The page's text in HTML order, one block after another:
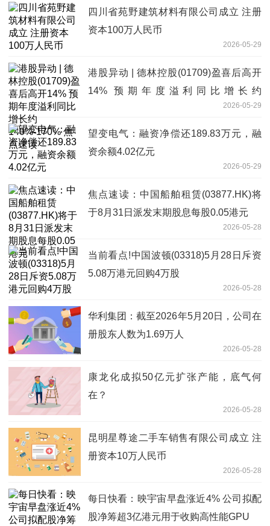
四川省苑野建筑材料有限公司成立 注册
资本100万人民币
2026-05-29
港股异动 | 德林控股(01709)盈喜后高开
14% 预期年度溢利同比增长约
2026-05-29
望变电气：融资净偿还189.83万元，融
资余额4.02亿元
2026-05-29
焦点速读：中国船舶租赁(03877.HK)将
于8月31日派发末期股息每股0.05港元
2026-05-28
当前看点!中国波顿(03318)5月28日斥资
5.08万港元回购4万股
2026-05-28
华利集团：截至2026年5月20日，公司在
册股东人数为1.69万人
2026-05-28
康龙化成拟50亿元扩张产能，底气何
在？
2026-05-28
昆明星尊途二手车销售有限公司成立 注
册资本10万人民币
2026-05-28
每日快看：映宇宙早盘涨近4% 公司拟配
股净筹超3亿港元用于收购高性能GPU